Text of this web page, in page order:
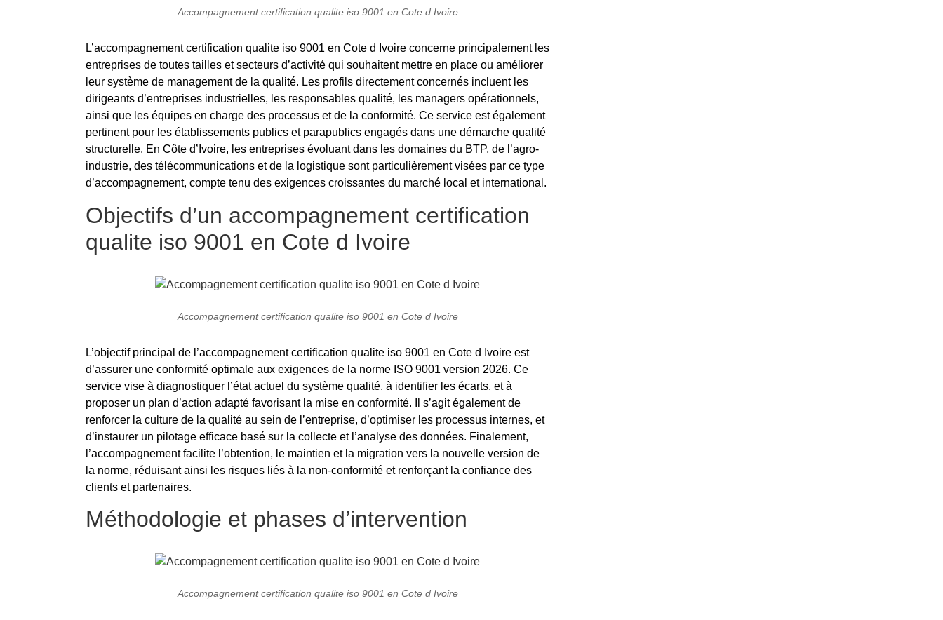
Accompagnement certification qualite iso 9001 en Cote d Ivoire
L’accompagnement certification qualite iso 9001 en Cote d Ivoire concerne principalement les
entreprises de toutes tailles et secteurs d’activité qui souhaitent mettre en place ou améliorer
leur système de management de la qualité. Les profils directement concernés incluent les
dirigeants d’entreprises industrielles, les responsables qualité, les managers opérationnels,
ainsi que les équipes en charge des processus et de la conformité. Ce service est également
pertinent pour les établissements publics et parapublics engagés dans une démarche qualité
structurelle. En Côte d’Ivoire, les entreprises évoluant dans les domaines du BTP, de l’agro-
industrie, des télécommunications et de la logistique sont particulièrement visées par ce type
d’accompagnement, compte tenu des exigences croissantes du marché local et international.
Objectifs d’un accompagnement certification
qualite iso 9001 en Cote d Ivoire
Accompagnement certification qualite iso 9001 en Cote d Ivoire
L’objectif principal de l’accompagnement certification qualite iso 9001 en Cote d Ivoire est
d’assurer une conformité optimale aux exigences de la norme ISO 9001 version 2026. Ce
service vise à diagnostiquer l’état actuel du système qualité, à identifier les écarts, et à
proposer un plan d’action adapté favorisant la mise en conformité. Il s’agit également de
renforcer la culture de la qualité au sein de l’entreprise, d’optimiser les processus internes, et
d’instaurer un pilotage efficace basé sur la collecte et l’analyse des données. Finalement,
l’accompagnement facilite l’obtention, le maintien et la migration vers la nouvelle version de
la norme, réduisant ainsi les risques liés à la non-conformité et renforçant la confiance des
clients et partenaires.
Méthodologie et phases d’intervention
Accompagnement certification qualite iso 9001 en Cote d Ivoire